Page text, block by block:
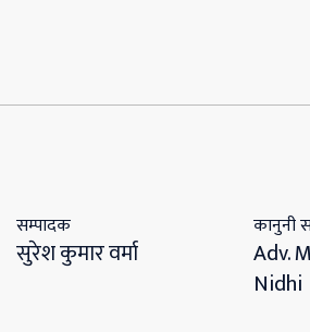
सम्पादक
सुरेश कुमार वर्मा
कानुनी
Adv.
Nidhi